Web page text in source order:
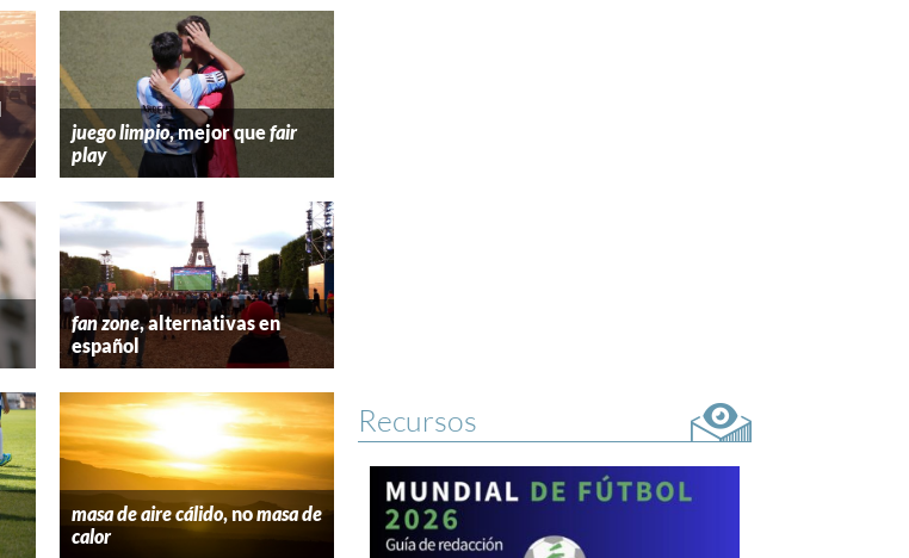
juego limpio, mejor quefair
play
fan zone, alternativas en
español
masa de aire cálido, nomasa de
calor
Recursos